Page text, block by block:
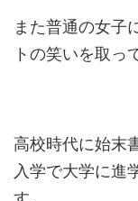
また普通の女子
トの笑いを取っ
高校時代に始末
入学で大学に進